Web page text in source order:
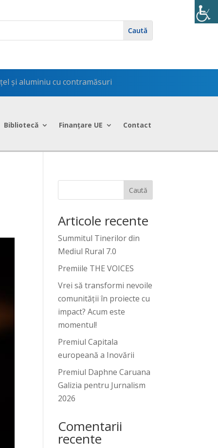
și aluminiu cu contramăsuri
Bibliotecă Finanțare UE Contact
Caută
Articole recente
Summitul Tinerilor din
Mediul Rural 7.0
Premiile THE VOICES
Vrei să transformi nevoile
comunității în proiecte cu
impact? Acum este
momentul!
Premiul Capitala
europeană a Inovării
Premiul Daphne Caruana
Galizia pentru Jurnalism
2026
Comentarii
recente